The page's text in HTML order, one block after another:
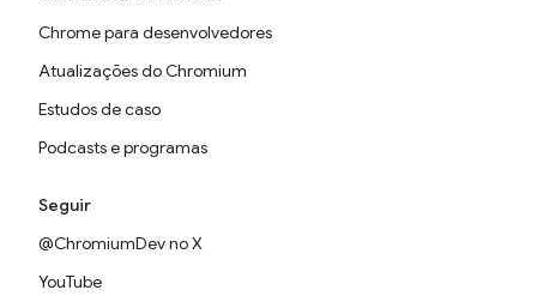
Chrome para desenvolvedores
Atualizações do Chromium
Estudos de caso
Podcasts e programas
Seguir
@ChromiumDev no X
YouTube